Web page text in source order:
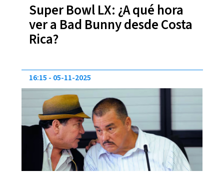
Super Bowl LX: ¿A qué hora
ver a Bad Bunny desde Costa
Rica?
16:15 05-11-2025